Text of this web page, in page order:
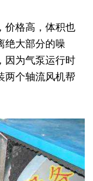
格高，体积也
绝大部分的噪
因为气泵运行时
两个轴流风机帮